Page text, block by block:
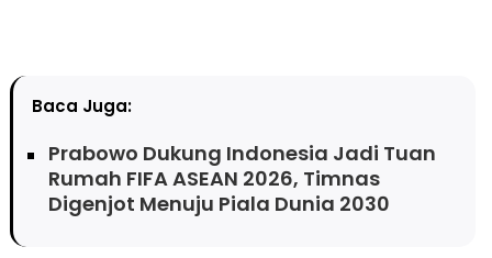
Baca Juga:
Prabowo Dukung Indonesia Jadi Tuan
Rumah FIFA ASEAN 2026, Timnas
Digenjot Menuju Piala Dunia 2030